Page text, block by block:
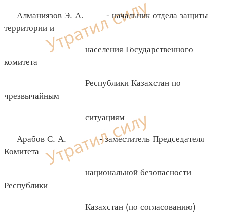
Алманиязов Э. А. - начальник отдела защиты
территории и
населения Государственного
комитета
Республики Казахстан по
чрезвычайным
ситуациям
Арабов С. А. - заместитель Председателя
Комитета
национальной безопасности
Республики
Казахстан (по согласованию)